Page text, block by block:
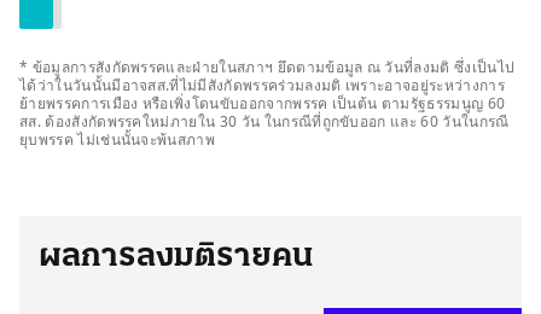
* ข้อมูลการสังกัดพรรคและฝ่ายในสภาฯ ยึดตามข้อมูล ณ วันที่ลงมติ ซึ่งเป็นไป
ได้ว่าในวันนั้นมีอาจสส.ที่ไม่มีสังกัดพรรคร่วมลงมติ เพราะอาจอยู่ระหว่างการ
ย้ายพรรคการเมือง หรือเพิ่งโดนขับออกจากพรรค เป็นต้น ตามรัฐธรรมนูญ 60
สส. ต้องสังกัดพรรคใหม่ภายใน 30 วัน ในกรณีที่ถูกขับออก และ 60 วันในกรณี
ยุบพรรค ไม่เช่นนั้นจะพ้นสภาพ
ผลการลงมติรายคน